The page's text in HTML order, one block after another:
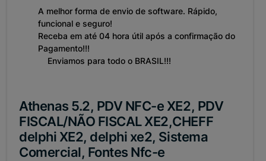
A melhor forma de envio de software. Rápido,
funcional e seguro!
Receba em até 04 hora útil após a confirmação do
Pagamento!!!
Enviamos para todo o BRASIL!!!
Athenas 5.2, PDV NFC-e XE2, PDV
FISCAL/NÃO FISCAL XE2,CHEFF
delphi XE2, delphi xe2, Sistema
Comercial, Fontes Nfc-e